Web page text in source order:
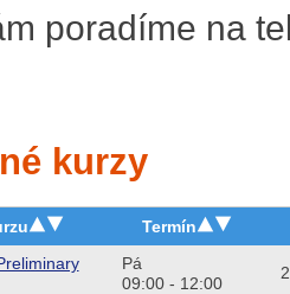
poradíme na
kurzy
Termín
Pá
09:00 - 12:00